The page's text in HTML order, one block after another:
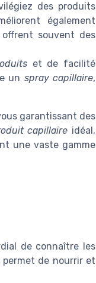
des produits
également
offrent souvent des
et de facilité
un spray capillaire,
garantissant des
capillaire idéal,
une vaste gamme
de connaître les
de nourrir et